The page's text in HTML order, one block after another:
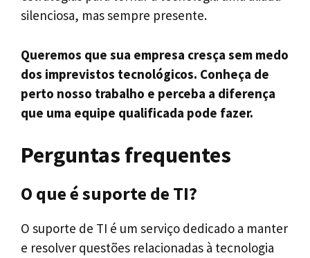
silenciosa, mas sempre presente.
Queremos que sua empresa cresça sem medo
dos imprevistos tecnológicos. Conheça de
perto nosso trabalho e perceba a diferença
que uma equipe qualificada pode fazer.
Perguntas frequentes
O que é suporte de TI?
O suporte de TI é um serviço dedicado a manter
e resolver questões relacionadas à tecnologia